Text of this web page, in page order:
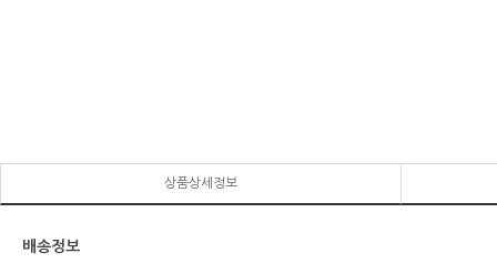
상품상세정보
배송정보